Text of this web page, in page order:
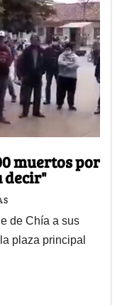
muertos por
decir"
de Chía a sus
plaza principal